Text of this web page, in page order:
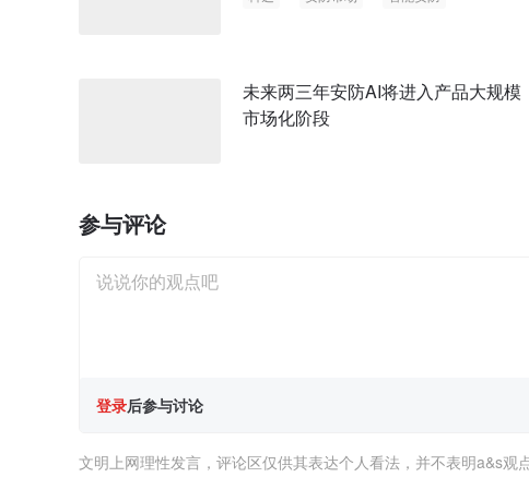
未来两三年安防AI将进入产品大规模
市场化阶段
参与评论
登录后参与讨论
文明上网理性发言，评论区仅供其表达个人看法，并不表明a&s观点